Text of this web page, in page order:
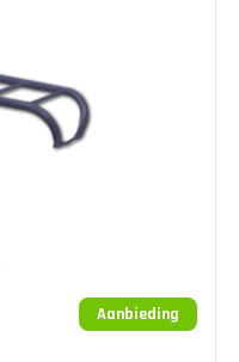
Aanbieding